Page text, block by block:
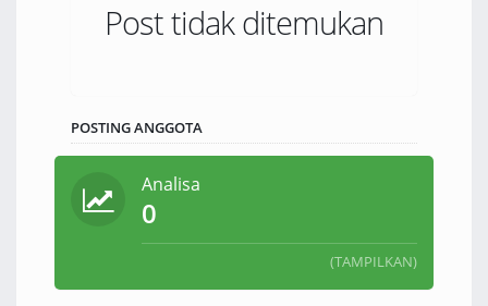
Post tidak ditemukan
POSTING ANGGOTA
Analisa
0
(TAMPILKAN)